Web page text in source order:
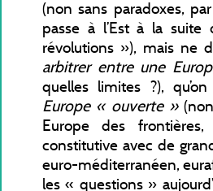
(non sans paradoxes,
passe à l’Est à la
révolutions »), mais ne
arbitrer entre une
quelles limites ?),
Europe « ouverte »(non
Europe des frontières,
constitutive avec de
euro-méditerranéen,
les « questions »